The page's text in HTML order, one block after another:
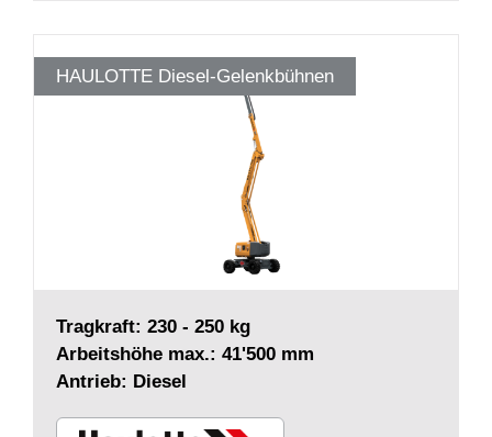
HAULOTTE Diesel-Gelenkbühnen
Tragkraft: 230 - 250 kg
Arbeitshöhe max.: 41'500 mm
Antrieb: Diesel